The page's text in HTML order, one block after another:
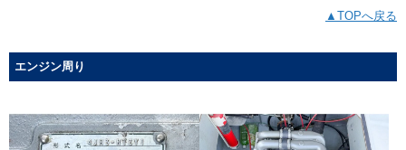
▲TOPへ戻る
エンジン周り